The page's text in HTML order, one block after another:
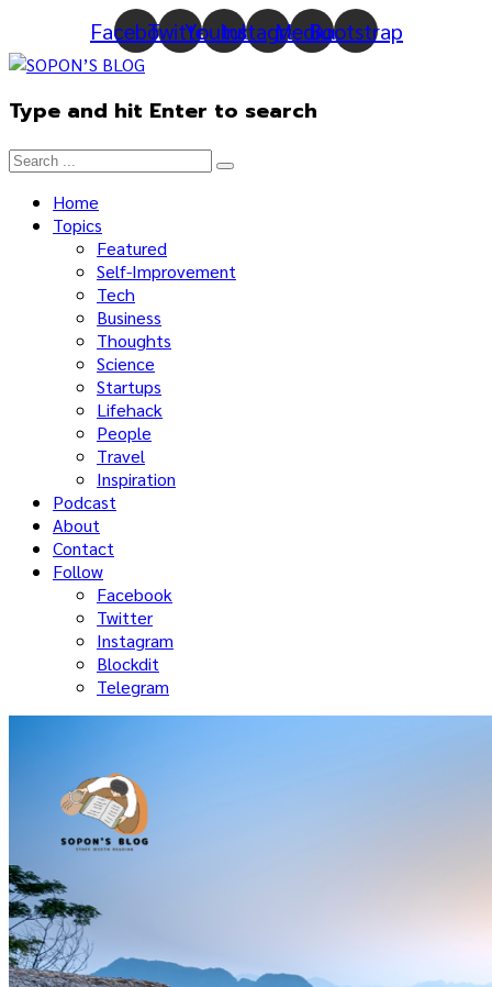
FacebookTwitterYoutubeInstagram
Medium
Bootstrap
Type and hit Enter to search
Home
Topics
Featured
Self-Improvement
Tech
Business
Thoughts
Science
Startups
Lifehack
People
Travel
Inspiration
Podcast
About
Contact
Follow
Facebook
Twitter
Instagram
Blockdit
Telegram